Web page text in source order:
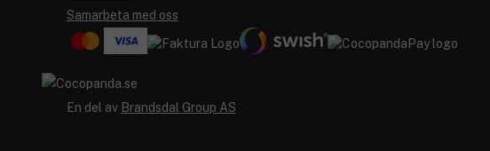
Samarbeta med oss
En del av Brandsdal Group AS